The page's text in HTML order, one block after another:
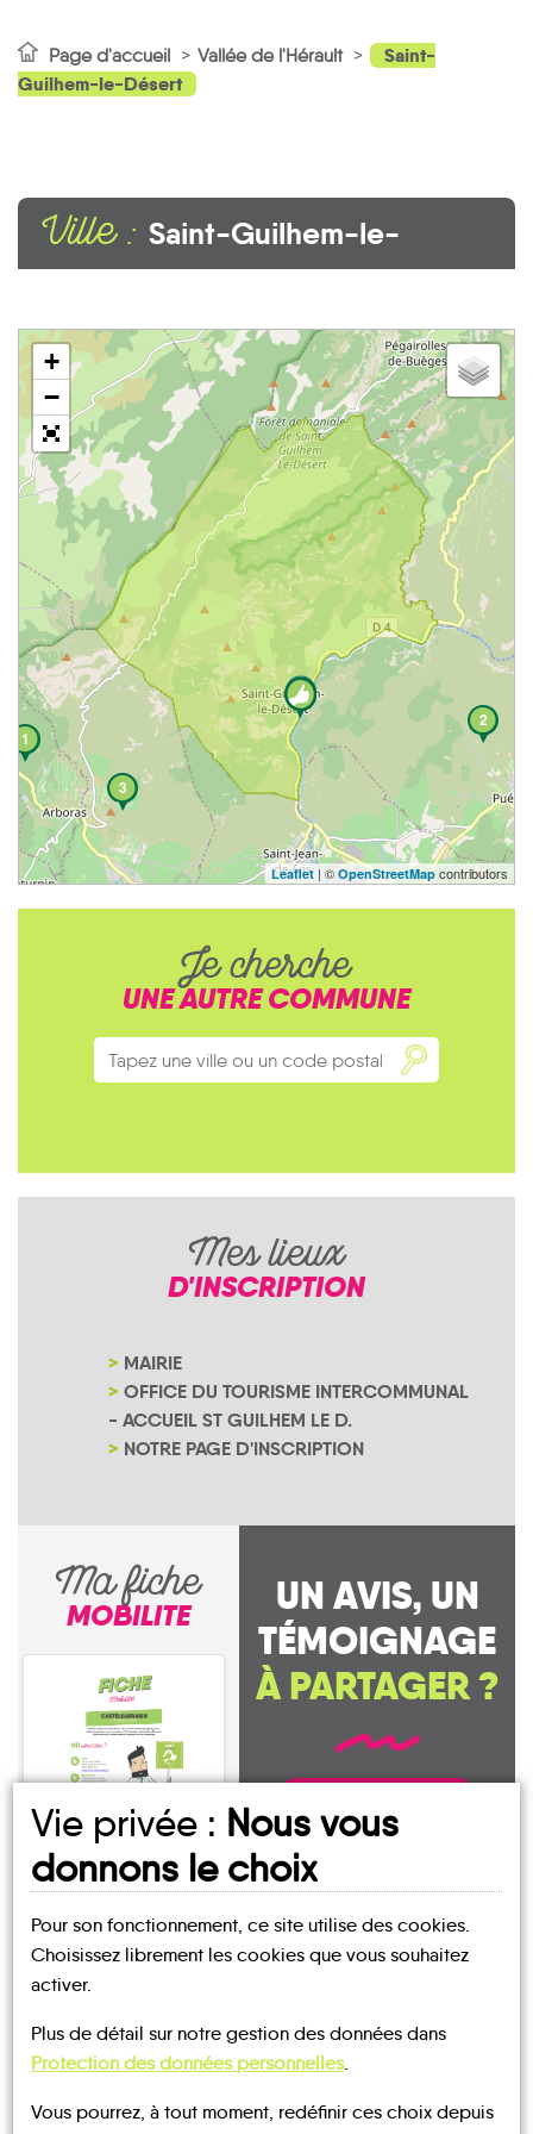
Page d'accueil Vallée de l'Hérault
Saint-
Guilhem-le-Désert
Ville : Saint-Guilhem-le-
1
3
2
+
−
Leaflet | © OpenStreetMap contributors
Je cherche
UNE AUTRE COMMUNE
Mes lieux
D'INSCRIPTION
MAIRIE
OFFICE DU TOURISME INTERCOMMUNAL
- ACCUEIL ST GUILHEM LE D.
NOTRE PAGE D'INSCRIPTION
Ma fiche
MOBILITE
Saint-Guilhem-le-
UN AVIS, UN
TÉMOIGNAGE
À PARTAGER ?
Les infosMOBILITE
Vie privée : Nous vous
donnons le choix
Pour son fonctionnement, ce site utilise des cookies.
Choisissez librement les cookies que vous souhaitez
activer.
Plus de détail sur notre gestion des données dans
Protection des données personnelles.
Vous pourrez, à tout moment, redéfinir ces choix depuis